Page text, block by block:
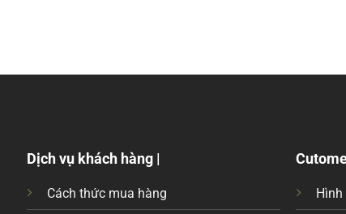
Dịch vụ khách hàng |
Cách thức mua hàng